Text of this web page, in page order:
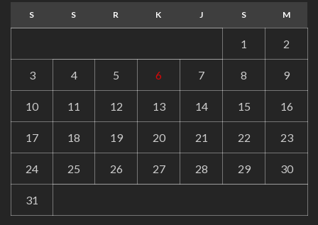
S S R K J S M
1 2
3 4 5 6 7 8 9
10 11 12 13 14 15 16
17 18 19 20 21 22 23
24 25 26 27 28 29 30
31